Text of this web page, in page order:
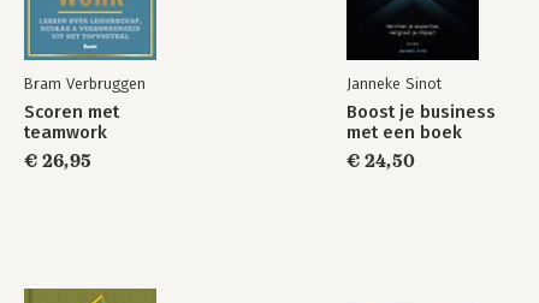
Bram Verbruggen
Scoren met
teamwork
€ 26,95
Janneke Sinot
Boost je business
met een boek
€ 24,50